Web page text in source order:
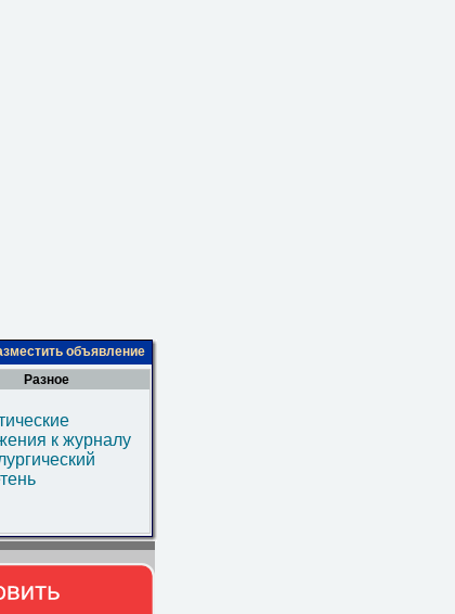
объявление
Разное
к журналу